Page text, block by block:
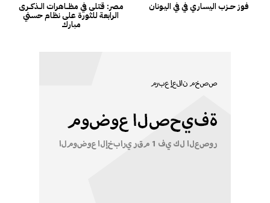
مصر: قتلى في مظـــاهرات الــذكـــرى
الرابعة للثورة على نظام حسني
مبارك
فوز حـــزب اليساري في في اليـونان